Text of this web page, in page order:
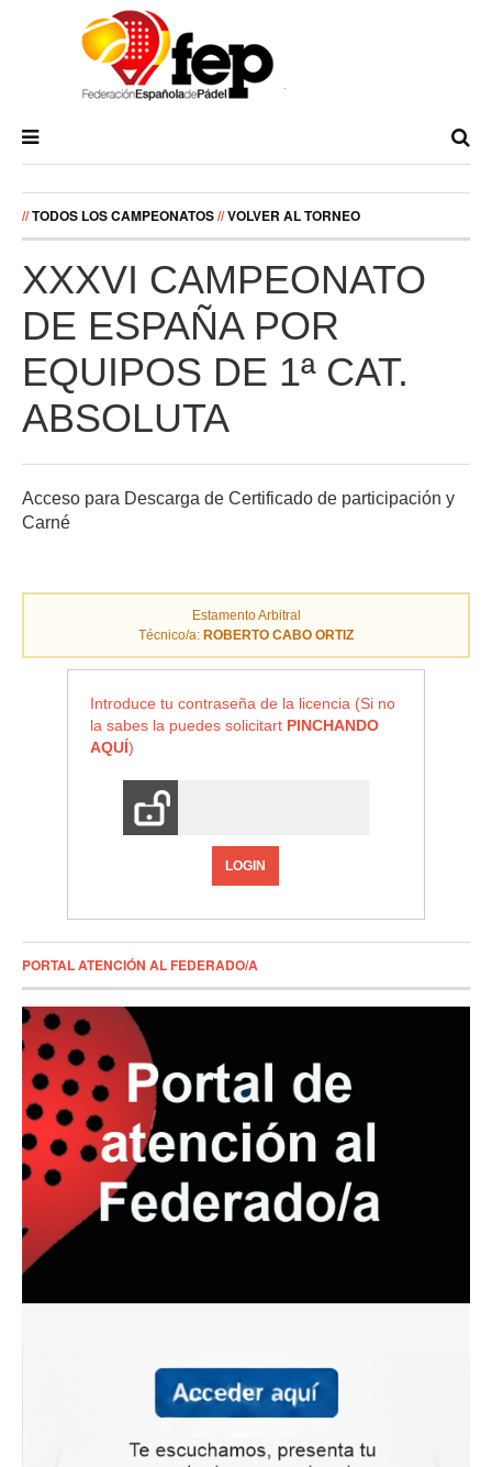
//TODOS LOS CAMPEONATOS//VOLVER AL TORNEO
XXXVI CAMPEONATO
DE ESPAÑA POR
EQUIPOS DE 1ª CAT.
ABSOLUTA
Acceso para Descarga de Certificado de participación y
Carné
Estamento Arbitral
Técnico/a: ROBERTO CABO ORTIZ
Introduce tu contraseña de la licencia (Si no
la sabes la puedes solicitart PINCHANDO
AQUÍ)
LOGIN
PORTAL ATENCIÓN AL FEDERADO/A